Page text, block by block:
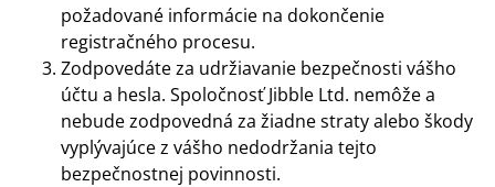
požadované informácie na dokončenie
registračného procesu.
Zodpovedáte za udržiavanie bezpečnosti vášho
účtu a hesla. Spoločnosť Jibble Ltd. nemôže a
nebude zodpovedná za žiadne straty alebo škody
vyplývajúce z vášho nedodržania tejto
bezpečnostnej povinnosti.